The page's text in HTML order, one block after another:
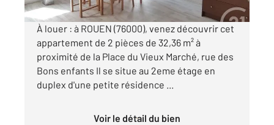
À louer : à ROUEN (76000), venez découvrir cet
appartement de 2 pièces de 32,36 m² à
proximité de la Place du Vieux Marché, rue des
Bons enfants Il se situe au 2eme étage en
duplex d'une petite résidence ...
Voir le détail du bien